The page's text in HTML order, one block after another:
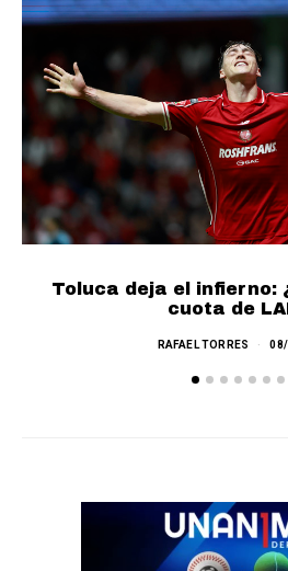
Toluca deja el infierno:
cuota de
RAFAEL TORRES